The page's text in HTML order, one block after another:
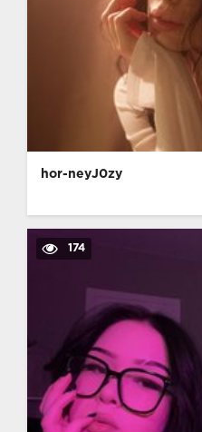
hor-neyJ0zy
174